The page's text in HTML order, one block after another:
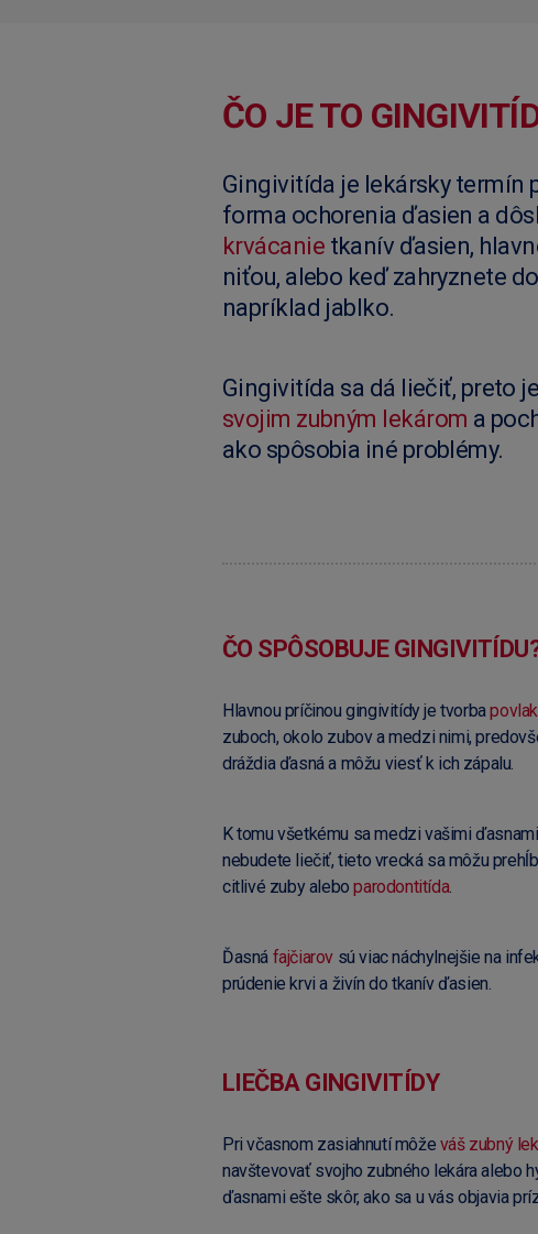
ČO JE TO
Gingivitída je lekársky termín
forma ochorenia ďasien a
krvácanie tkanív ďasien,
niťou, alebo keď zahryznete
napríklad jablko.
Gingivitída sa dá liečiť, preto
svojim zubným lekárom a
ako spôsobia iné problémy.
ČO SPÔSOBUJE
Hlavnou príčinou gingivitídy je tvorba
zuboch, okolo zubov a medzi nimi,
dráždia ďasná a môžu viesť k ich zápalu.
K tomu všetkému sa medzi vašimi
nebudete liečiť, tieto vrecká sa môžu
citlivé zuby aleboparodontitída.
Ďasná fajčiarov sú viac náchylnejšie na
prúdenie krvi a živín do tkanív ďasien.
LIEČBA GINGIVITÍDY
Pri včasnom zasiahnutí môže váš zubný
navštevovať svojho zubného lekára alebo
ďasnami ešte skôr, ako sa u vás objavia